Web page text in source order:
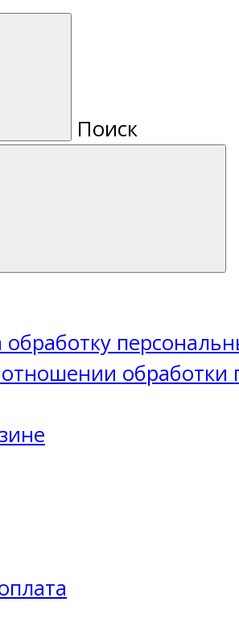
Поиск
обработку